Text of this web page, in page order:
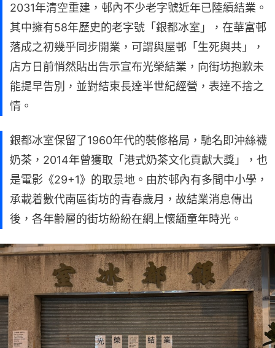
2031年清空重建，邨內不少老字號近年已陸續結業。
其中擁有58年歷史的老字號「銀都冰室」，在華富邨
落成之初幾乎同步開業，可謂與屋邨「生死與共」，
店方日前悄然貼出告示宣布光榮結業，向街坊抱歉未
能提早告別，並對結束長達半世紀經營，表達不捨之
情。
銀都冰室保留了1960年代的裝修格局，馳名即沖絲襪
奶茶，2014年曾獲取「港式奶茶文化貢獻大獎」，也
是電影《29+1》的取景地。由於邨內有多間中小學，
承載着數代南區街坊的青春歲月，故結業消息傳出
後，各年齡層的街坊紛紛在網上懷緬童年時光。